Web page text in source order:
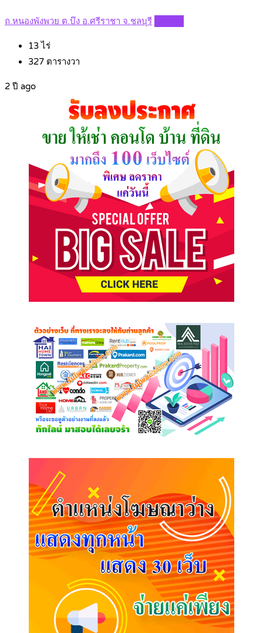
ถ.หนองพังพวย ต.บึง อ.ศรีราชา จ.ชลบุรี
13 ไร่
327 ตารางวา
2 ปี ago